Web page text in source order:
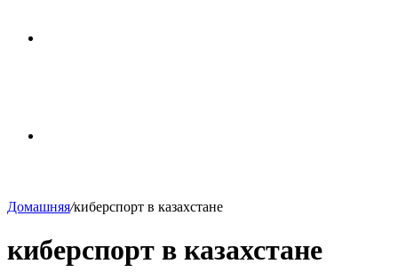
Домашняя/киберспорт в казахстане
киберспорт в казахстане